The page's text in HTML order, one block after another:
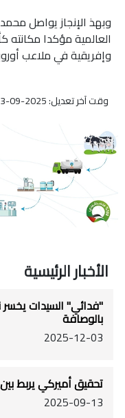
وبهذ الإنجاز يواصل
العالمية مؤكدا مكانته
وإفريقية في ملاعب
وقت آخر تعديل: 2025-09-23 12:26:46
الأخبار الرئيسية
"فدائي" السيدات يخسر
بالوصافة
2025-12-03
تحقيق أميركي يربط بين وفاة 25 طفلاً
2025-09-13